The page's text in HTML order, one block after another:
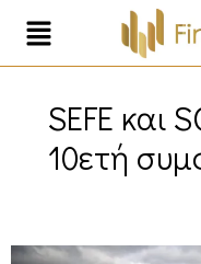
SEFE και
10ετή